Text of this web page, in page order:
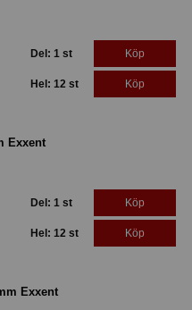
Del: 1 st Köp
Hel: 12 st Köp
Exxent
Del: 1 st Köp
Hel: 12 st Köp
Exxent